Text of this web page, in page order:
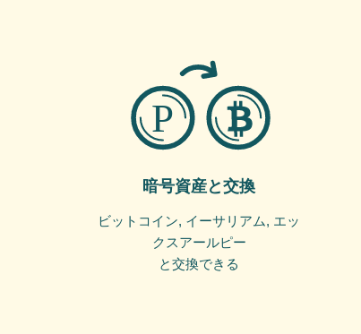
暗号資産と交換
ビットコイン, イーサリアム, エッ
クスアールピー
と交換できる